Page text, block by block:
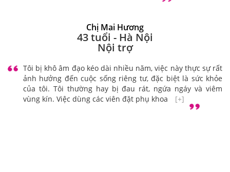
Chị Mai Hương
43 tuổi - Hà Nội
Nội trợ
Tôi bị khô âm đạo kéo dài nhiều năm, việc này thực sự rất
ảnh hưởng đến cuộc sống riêng tư, đặc biệt là sức khỏe
của tôi. Tôi thường hay bị đau rát, ngứa ngáy và viêm
vùng kín. Việc dùng các viên đặt phụ khoa
[+]